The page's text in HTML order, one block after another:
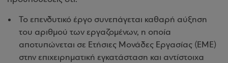
Το επενδυτικό έργο συνεπάγεται καθαρή αύξηση
του αριθμού των εργαζομένων, η οποία
αποτυπώνεται σε Ετήσιες Μονάδες Εργασίας (ΕΜΕ)
στην επιχειρηματική εγκατάσταση και αντίστοιχα